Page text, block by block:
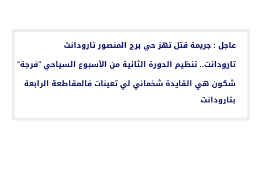
عاجل : جريمة قتل تهز حي برج المنصور تارودانت
تارودانت.. تنظيم الدورة الثانية من الأسبوع السياحي “فرجة”
شكون هي القايدة شخماني لي تعينات فالمقاطعة الرابعة
بتارودانت